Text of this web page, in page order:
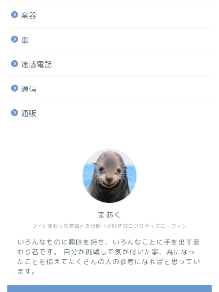
楽器
車
迷惑電話
通信
通販
DIYと変わった家電とお出掛けが好きなニワカディズニーファン
まあく
いろんなものに興味を持ち、いろんなことに手を出す変
わり者です。 自分が挑戦して気が付いた事、為になっ
たことを伝えてたくさんの人の参考になればと思ってい
ます。